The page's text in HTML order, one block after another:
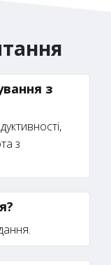
з
з